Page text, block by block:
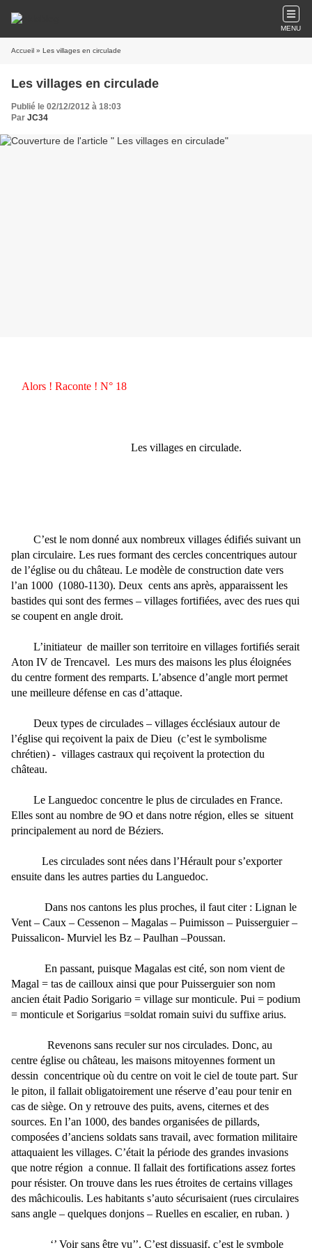
MENU
Accueil » Les villages en circulade
Les villages en circulade
Publié le 02/12/2012 à 18:03
Par JC34
Alors ! Raconte ! N° 18
Les villages en circulade.
C’est le nom donné aux nombreux villages édifiés suivant un
plan circulaire. Les rues formant des cercles concentriques autour
de l’église ou du château. Le modèle de construction date vers
l’an 1000 (1080-1130). Deux cents ans après, apparaissent les
bastides qui sont des fermes – villages fortifiées, avec des rues qui
se coupent en angle droit.
L’initiateur de mailler son territoire en villages fortifiés serait
Aton IV de Trencavel. Les murs des maisons les plus éloignées
du centre forment des remparts. L’absence d’angle mort permet
une meilleure défense en cas d’attaque.
Deux types de circulades – villages écclésiaux autour de
l’église qui reçoivent la paix de Dieu (c’est le symbolisme
chrétien) - villages castraux qui reçoivent la protection du
château.
Le Languedoc concentre le plus de circulades en France.
Elles sont au nombre de 9O et dans notre région, elles se situent
principalement au nord de Béziers.
Les circulades sont nées dans l’Hérault pour s’exporter
ensuite dans les autres parties du Languedoc.
Dans nos cantons les plus proches, il faut citer : Lignan le
Vent – Caux – Cessenon – Magalas – Puimisson – Puisserguier –
Puissalicon- Murviel les Bz – Paulhan –Poussan.
En passant, puisque Magalas est cité, son nom vient de
Magal = tas de cailloux ainsi que pour Puisserguier son nom
ancien était Padio Sorigario = village sur monticule. Pui = podium
= monticule et Sorigarius =soldat romain suivi du suffixe arius.
Revenons sans reculer sur nos circulades. Donc, au
centre église ou château, les maisons mitoyennes forment un
dessin concentrique où du centre on voit le ciel de toute part. Sur
le piton, il fallait obligatoirement une réserve d’eau pour tenir en
cas de siège. On y retrouve des puits, avens, citernes et des
sources. En l’an 1000, des bandes organisées de pillards,
composées d’anciens soldats sans travail, avec formation militaire
attaquaient les villages. C’était la période des grandes invasions
que notre région a connue. Il fallait des fortifications assez fortes
pour résister. On trouve dans les rues étroites de certains villages
des mâchicoulis. Les habitants s’auto sécurisaient (rues circulaires
sans angle – quelques donjons – Ruelles en escalier, en ruban. )
‘’ Voir sans être vu’’. C’est dissuasif, c’est le symbole